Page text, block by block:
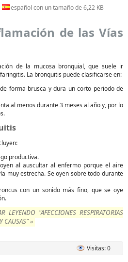
español con un tamaño de 6,22 KB
de las Vías
de la mucosa bronquial, que suele ir
La bronquitis puede clasificarse en:
forma brusca y dura un corto periodo de
al menos durante 3 meses al año y, por lo
productiva.
al auscultar al enfermo porque el aire
muy estrecha. Se oyen sobre todo durante
con un sonido más fino, que se oye
LEYENDO "AFECCIONES RESPIRATORIAS
CAUSAS" »
Visitas: 0